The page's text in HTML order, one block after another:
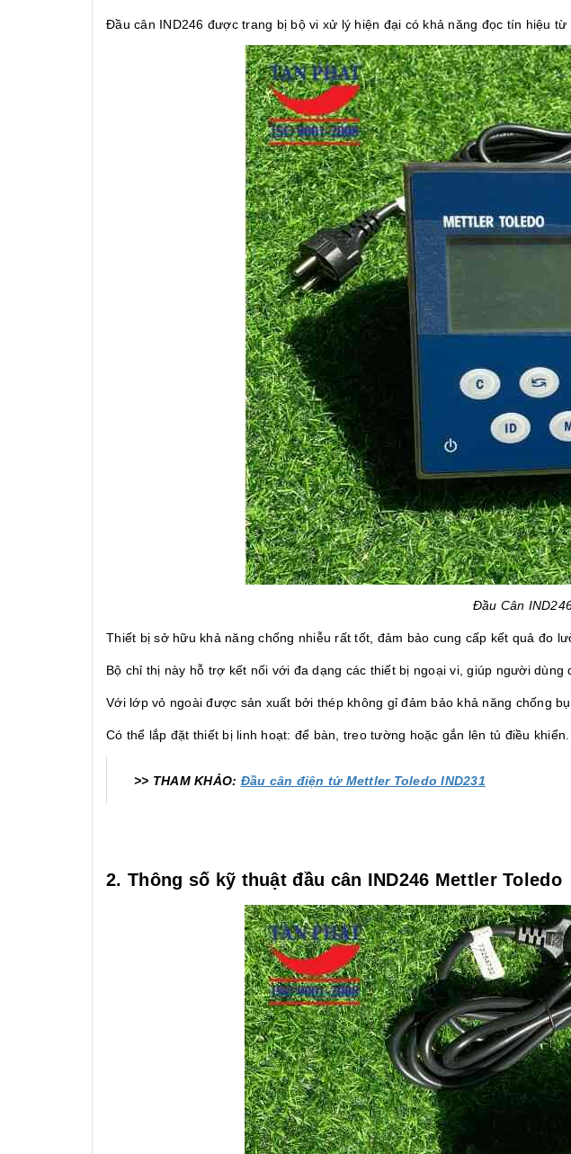
Đầu cân IND246 được trang bị bộ vi xử lý hiện đại có khả năng đọc tín hiệu từ
Đầu Cân
Thiết bị sở hữu khả năng chống nhiễu rất tốt, đảm bảo cung cấp kết quả đo
Bộ chỉ thị này hỗ trợ kết nối với đa dạng các thiết bị ngoại vi, giúp người
Với lớp vỏ ngoài được sản xuất bởi thép không gỉ đảm bảo khả năng chống
Có thể lắp đặt thiết bị linh hoạt: để bàn, treo tường hoặc gắn lên tủ điều khiển.
>> THAM KHẢO: Đầu cân điện tử Mettler Toledo IND231
2. Thông số kỹ thuật đầu cân IND246 Mettler Toledo